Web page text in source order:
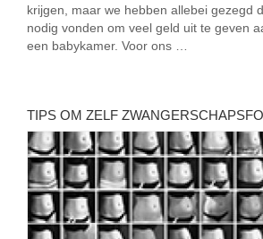
krijgen, maar we hebben allebei gezegd
nodig vonden om veel geld uit te geven
een babykamer. Voor ons …
TIPS OM ZELF